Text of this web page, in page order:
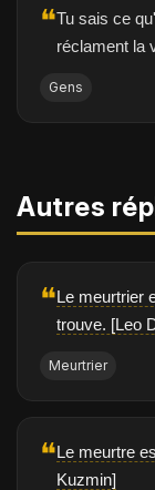
❝Tu sais ce
réclament la
Gens
Autres
❝Le meurtrier
trouve. [Leo
Meurtrier
❝Le meurtre
Kuzmin]